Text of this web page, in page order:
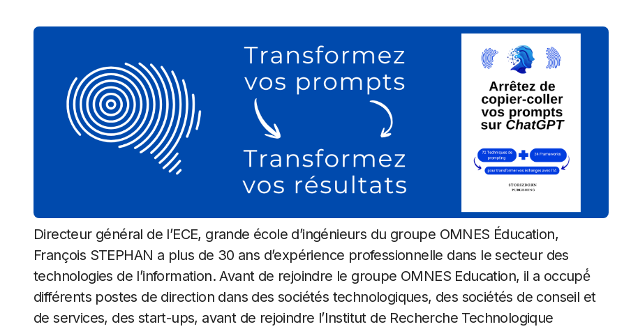
Directeur général de l’ECE, grande école d’ingénieurs du groupe OMNES Éducation,
François STEPHAN a plus de 30 ans d’expérience professionnelle dans le secteur des
technologies de l’information. Avant de rejoindre le groupe OMNES Education, il a occupé́
différents postes de direction dans des sociétés technologiques, des sociétés de conseil et
de services, des start-ups, avant de rejoindre l’Institut de Recherche Technologique